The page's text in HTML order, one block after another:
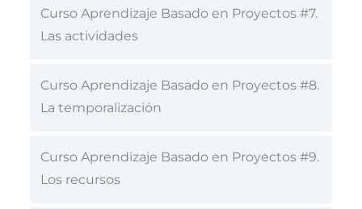
Curso Aprendizaje Basado en Proyectos #7.
Las actividades
Curso Aprendizaje Basado en Proyectos #8.
La temporalización
Curso Aprendizaje Basado en Proyectos #9.
Los recursos